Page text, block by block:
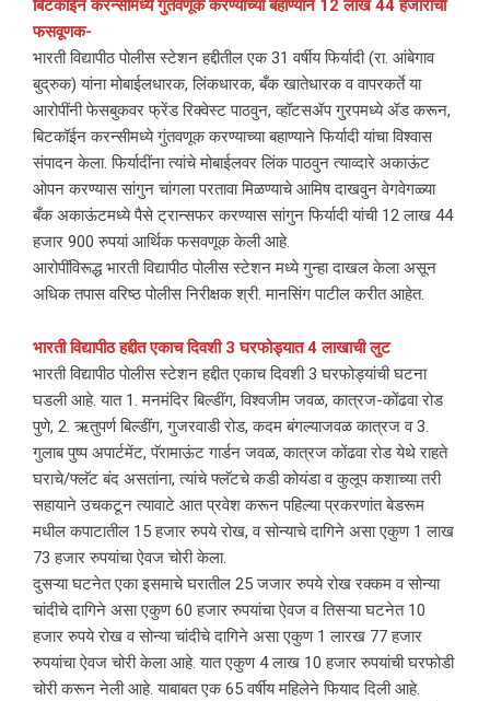
बिटकॉईन करन्सीमध्ये गुंतवणूक करण्याच्या बहाण्याने 12 लाख 44 हजारांची
फसवूणक-
भारती विद्यापीठ पोलीस स्टेशन हद्दीतील एक 31 वर्षीय फिर्यादी (रा. आंबेगाव
बुद्रुक) यांना मोबाईलधारक, लिंकधारक, बँक खातेधारक व वापरकर्ते या
आरोपींनी फेसबुकवर फ्रेंड रिक्वेस्ट पाठवुन, व्हॉटसॲप गु्रपमध्ये ॲड करून,
बिटकॉईन करन्सीमध्ये गुंतवणूक करण्याच्या बहाण्याने फिर्यादी यांचा विश्वास
संपादन केला. फिर्यादींना त्यांचे मोबाईलवर लिंक पाठवुन त्याव्दारे अकाऊंट
ओपन करण्यास सांगुन चांगला परतावा मिळण्याचे आमिष दाखवुन वेगवेगळ्या
बँक अकाऊंटमध्ये पैसे ट्रान्सफर करण्यास सांगुन फिर्यादी यांची 12 लाख 44
हजार 900 रुपयां आर्थिक फसवणूक केली आहे.
आरोपींविरूद्ध भारती विद्यापीठ पोलीस स्टेशन मध्ये गुन्हा दाखल केला असून
अधिक तपास वरिष्ठ पोलीस निरीक्षक श्री. मानसिंग पाटील करीत आहेत.
भारती विद्यापीठ हद्दीत एकाच दिवशी 3 घरफोड्यात 4 लाखाची लुट
भारती विद्यापीठ पोलीस स्टेशन हद्दीत एकाच दिवशी 3 घरफोड्यांची घटना
घडली आहे. यात 1. मनमंदिर बिल्डींग, विश्वजीम जवळ, कात्रज-कोंढवा रोड
पुणे, 2. ऋतुपर्ण बिल्डींग, गुजरवाडी रोड, कदम बंगल्याजवळ कात्रज व 3.
गुलाब पुष्प अपार्टमेंट, पॅरामाऊंट गार्डन जवळ, कात्रज कोंढवा रोड येथे राहते
घराचे/फ्लॅट बंद असतांना, त्यांचे फ्लॅटचे कडी कोयंडा व कुलूप कशाच्या तरी
सहायाने उचकटून त्यावाटे आत प्रवेश करून पहिल्या प्रकरणांत बेडरूम
मधील कपाटातील 15 हजार रुपये रोख, व सोन्याचे दागिने असा एकुण 1 लाख
73 हजार रुपयांचा ऐवज चोरी केला.
दुसऱ्या घटनेत एका इसमाचे घरातील 25 जजार रुपये रोख रक्कम व सोन्या
चांदीचे दागिने असा एकुण 60 हजार रुपयांचा ऐवज व तिसऱ्या घटनेत 10
हजार रुपये रोख व सोन्या चांदीचे दागिने असा एकुण 1 लारख 77 हजार
रुपयांचा ऐवज चोरी केला आहे. यात एकुण 4 लाख 10 हजार रुपयांची घरफोडी
चोरी करून नेली आहे. याबाबत एक 65 वर्षीय महिलेने फियाद दिली आहे.